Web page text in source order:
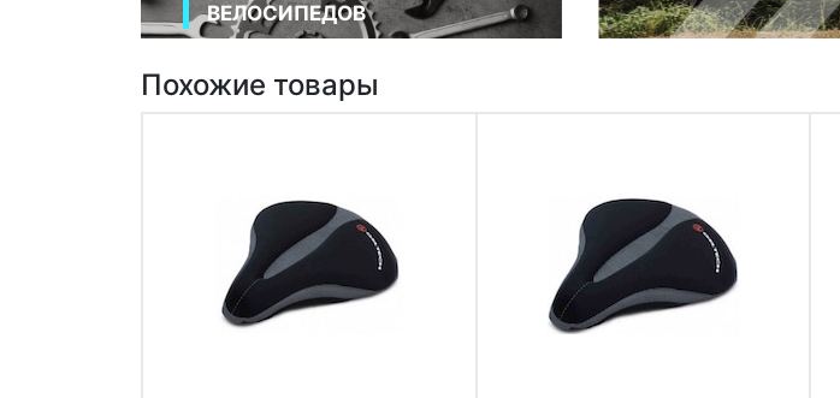
ВЕЛОСИПЕДОВ
Похожие товары